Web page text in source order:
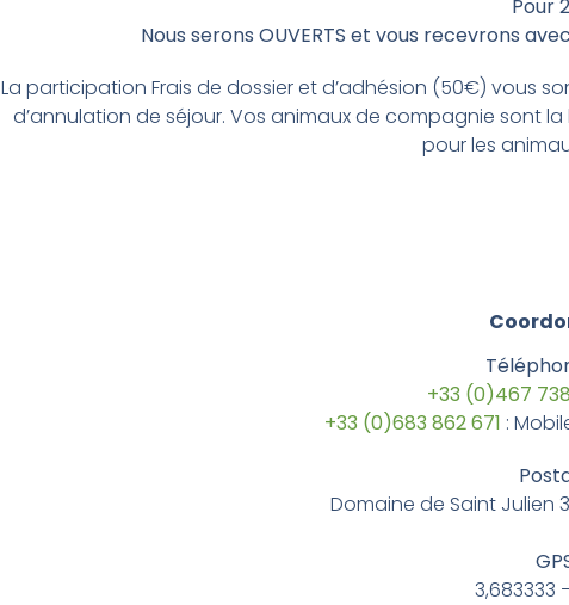
Pour
Nous serons OUVERTS et vous recevrons
La participation Frais de dossier et d’adhésion (50€) vous
d’annulation de séjour. Vos animaux de compagnie sont
pour les
+33 (0)467
+33 (0)683 862 671 :
Domaine de Saint Julien
3,683333